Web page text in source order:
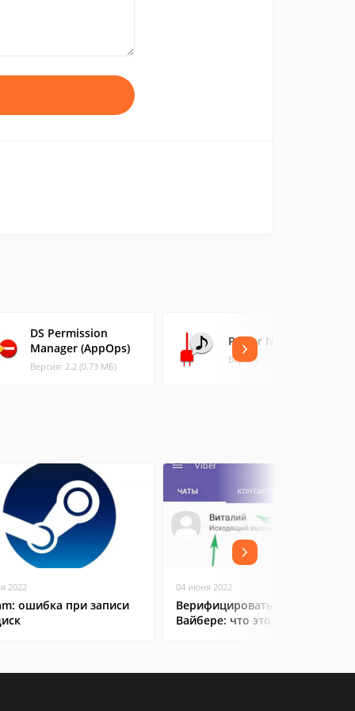
DS Permission
Manager (AppOps)
Версия: 2.2 (0.73 МБ)
Power Notifier
Версия: 1.0.5 (1.23 МБ)
2022
ошибка при записи
04 июня 2022
Верифицировать контакт в
Вайбере: что это значит